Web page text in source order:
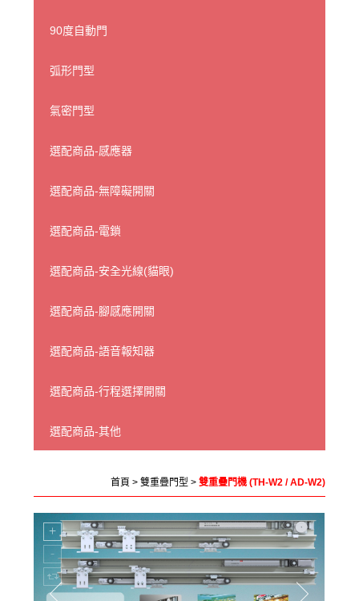
90度自動門
弧形門型
氣密門型
選配商品-感應器
選配商品-無障礙開關
選配商品-電鎖
選配商品-安全光線(貓眼)
選配商品-腳感應開關
選配商品-語音報知器
選配商品-行程選擇開關
選配商品-其他
首頁 > 雙重疊門型 > 雙重疊門機 (TH-W2 / AD-W2)